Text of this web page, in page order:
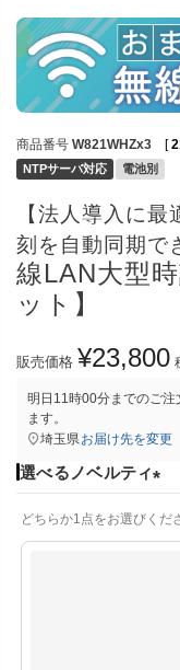
商品番号 W821WHZx3 [
NTPサーバ対応 電池別
【法人導入に
刻を自動同期で
線LAN大型
ット】
販売価格 ¥23,800
明日 11時00分までのご注
ます。
埼玉県 お届け先を変更
選べるノベルティ
必
どちらか1点をお選びくだ